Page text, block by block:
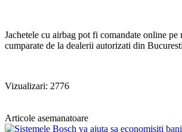
Jachetele cu airbag pot fi comandate online pe
cumparate de la dealerii autorizati din
Vizualizari: 2776
Articole asemanatoare